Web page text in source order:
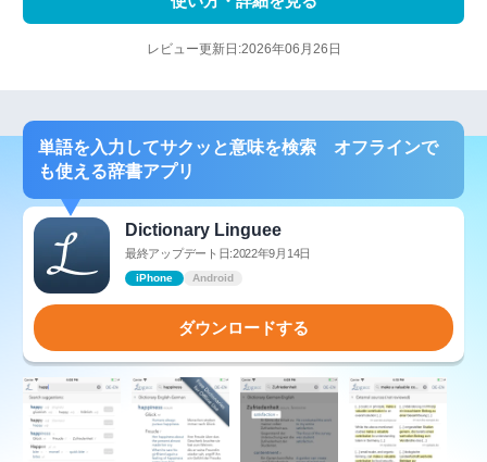
レビュー更新日:2026年06月26日
単語を入力してサクッと意味を検索 オフラインで
も使える辞書アプリ
Dictionary Linguee
最終アップデート日:2022年9月14日
iPhone Android
ダウンロードする